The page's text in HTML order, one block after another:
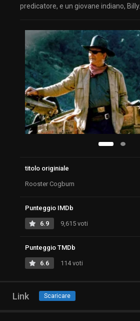
predicatore, e un giovane indiano, Billy.
titolo originiale
Rooster Cogburn
Punteggio IMDb
6.9 9,615 voti
Punteggio TMDb
6.6 114 voti
Link Scaricare